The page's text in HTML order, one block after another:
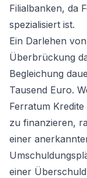
Filialbanken, da
spezialisiert ist.
Ein Darlehen
Überbrückung
Begleichung
Tausend Euro.
Ferratum
zu finanzieren,
einer
einer